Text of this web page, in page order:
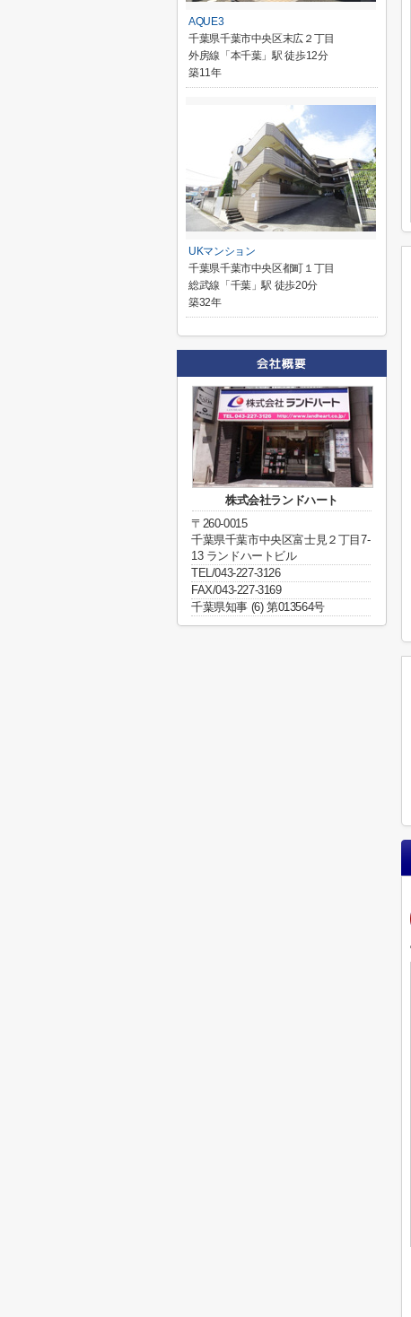
AQUE3
千葉県千葉市中央区末広２丁目
外房線「本千葉」駅 徒歩12分
築11年
UKマンション
千葉県千葉市中央区都町１丁目
総武線「千葉」駅 徒歩20分
築32年
株式会社ランドハート
〒260-0015
千葉県千葉市中央区富士見２丁目7-
13 ランドハートビル
TEL/043-227-3126
FAX/043-227-3169
千葉県知事 (6) 第013564号